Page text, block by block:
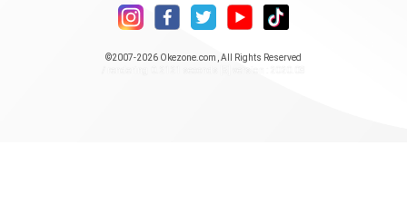
©2007-2026 Okezone.com , All Rights Reserved